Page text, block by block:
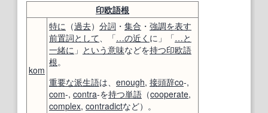
印欧語根
kom
特に （過去） 分詞 ・ 集合 ・ 強調を表す
前置詞として、「…の近く に」「…と
一緒に 」 という意味などを持つ印欧語
根。
重要な派生語は、 enough, 接頭辞co-,
com-, contra-を持つ単語 （cooperate,
complex, contradictなど）。